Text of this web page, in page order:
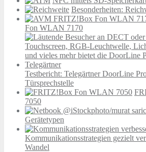
Besonderheiten:
Fon WLAN 7170
Testbericht: Telegärtner DoorLine
Türsprechstelle
7050
Gerätetypen
Kommunikationsstrategien gezielt
Wandel